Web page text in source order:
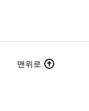
맨위로